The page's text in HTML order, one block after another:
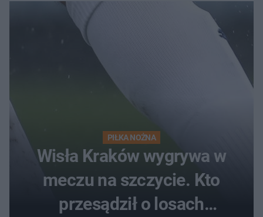
PIŁKA NOŻNA
Wisła Kraków wygrywa w
meczu na szczycie. Kto
przesądził o losach